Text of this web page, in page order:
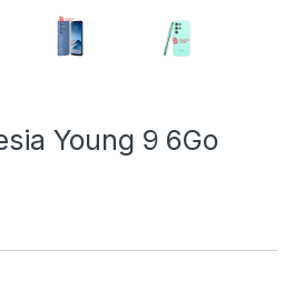
Young 9 6Go